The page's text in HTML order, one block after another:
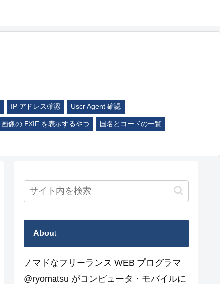
IP アドレス確認 User Agent 確認
画像の EXIF を表示するやつ 国名とコードの一覧
About
ノマドなフリーランス WEB プログラマ
@ryomatsu がコンピュータ・モバイルに